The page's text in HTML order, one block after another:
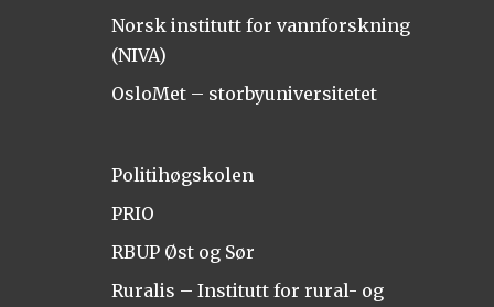
Norsk institutt for vannforskning
(NIVA)
OsloMet – storbyuniversitetet
Politihøgskolen
PRIO
RBUP Øst og Sør
Ruralis – Institutt for rural- og